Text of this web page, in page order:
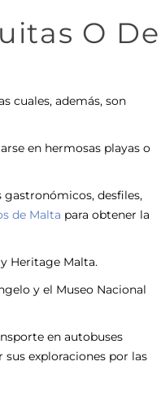
O De
cuales, además, son
en hermosas playas o
gastronómicos, desfiles,
de Malta para obtener la
Heritage Malta.
y el Museo Nacional
en autobuses
exploraciones por las